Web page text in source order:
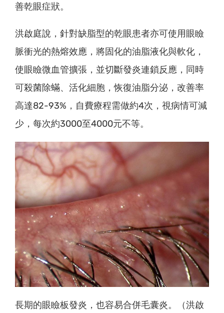
善乾眼症狀。
洪啟庭說，針對缺脂型的乾眼患者亦可使用眼瞼
脈衝光的熱熔效應，將固化的油脂液化與軟化，
使眼瞼微血管擴張，並切斷發炎連鎖反應，同時
可殺菌除蟎、活化細胞，恢復油脂分泌，改善率
高達82-93%，自費療程需做約4次，視病情可減
少，每次約3000至4000元不等。
長期的眼瞼板發炎，也容易合併毛囊炎。（洪啟